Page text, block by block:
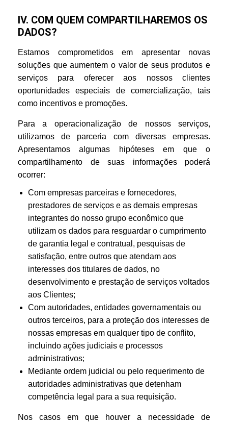
IV. COM QUEM COMPARTILHAREMOS OS
DADOS?
Estamos comprometidos em apresentar novas
soluções que aumentem o valor de seus produtos e
serviços para oferecer aos nossos clientes
oportunidades especiais de comercialização, tais
como incentivos e promoções.
Para a operacionalização de nossos serviços,
utilizamos de parceria com diversas empresas.
Apresentamos algumas hipóteses em que o
compartilhamento de suas informações poderá
ocorrer:
Com empresas parceiras e fornecedores,
prestadores de serviços e as demais empresas
integrantes do nosso grupo econômico que
utilizam os dados para resguardar o cumprimento
de garantia legal e contratual, pesquisas de
satisfação, entre outros que atendam aos
interesses dos titulares de dados, no
desenvolvimento e prestação de serviços voltados
aos Clientes;
Com autoridades, entidades governamentais ou
outros terceiros, para a proteção dos interesses de
nossas empresas em qualquer tipo de conflito,
incluindo ações judiciais e processos
administrativos;
Mediante ordem judicial ou pelo requerimento de
autoridades administrativas que detenham
competência legal para a sua requisição.
Nos casos em que houver a necessidade de